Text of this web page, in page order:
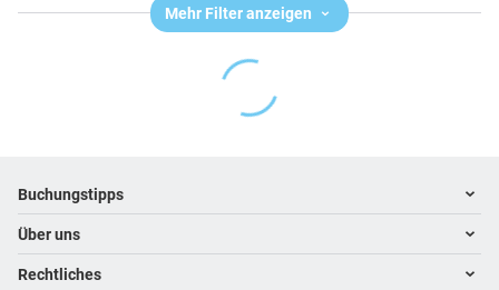
Mehr Filter anzeigen
Footer navigation
Buchungstipps
Warum im Reisebüro buchen
Hoteltipps
Über uns
Kontakt
Rechtliches